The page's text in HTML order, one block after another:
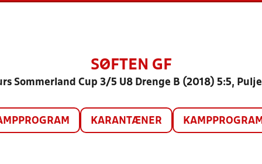
SØFTEN GF
Sommerland Cup 3/5 U8 Drenge B (2018) 5:5,
KARANTÆNER